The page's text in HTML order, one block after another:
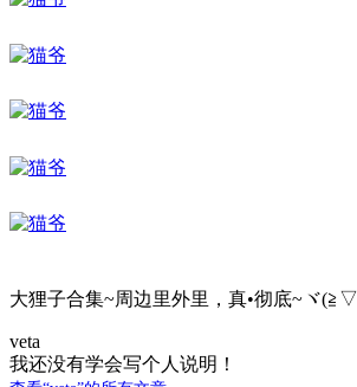
大狸子合集~周边里外里，真•彻底~ヾ
veta
我还没有学会写个人说明！